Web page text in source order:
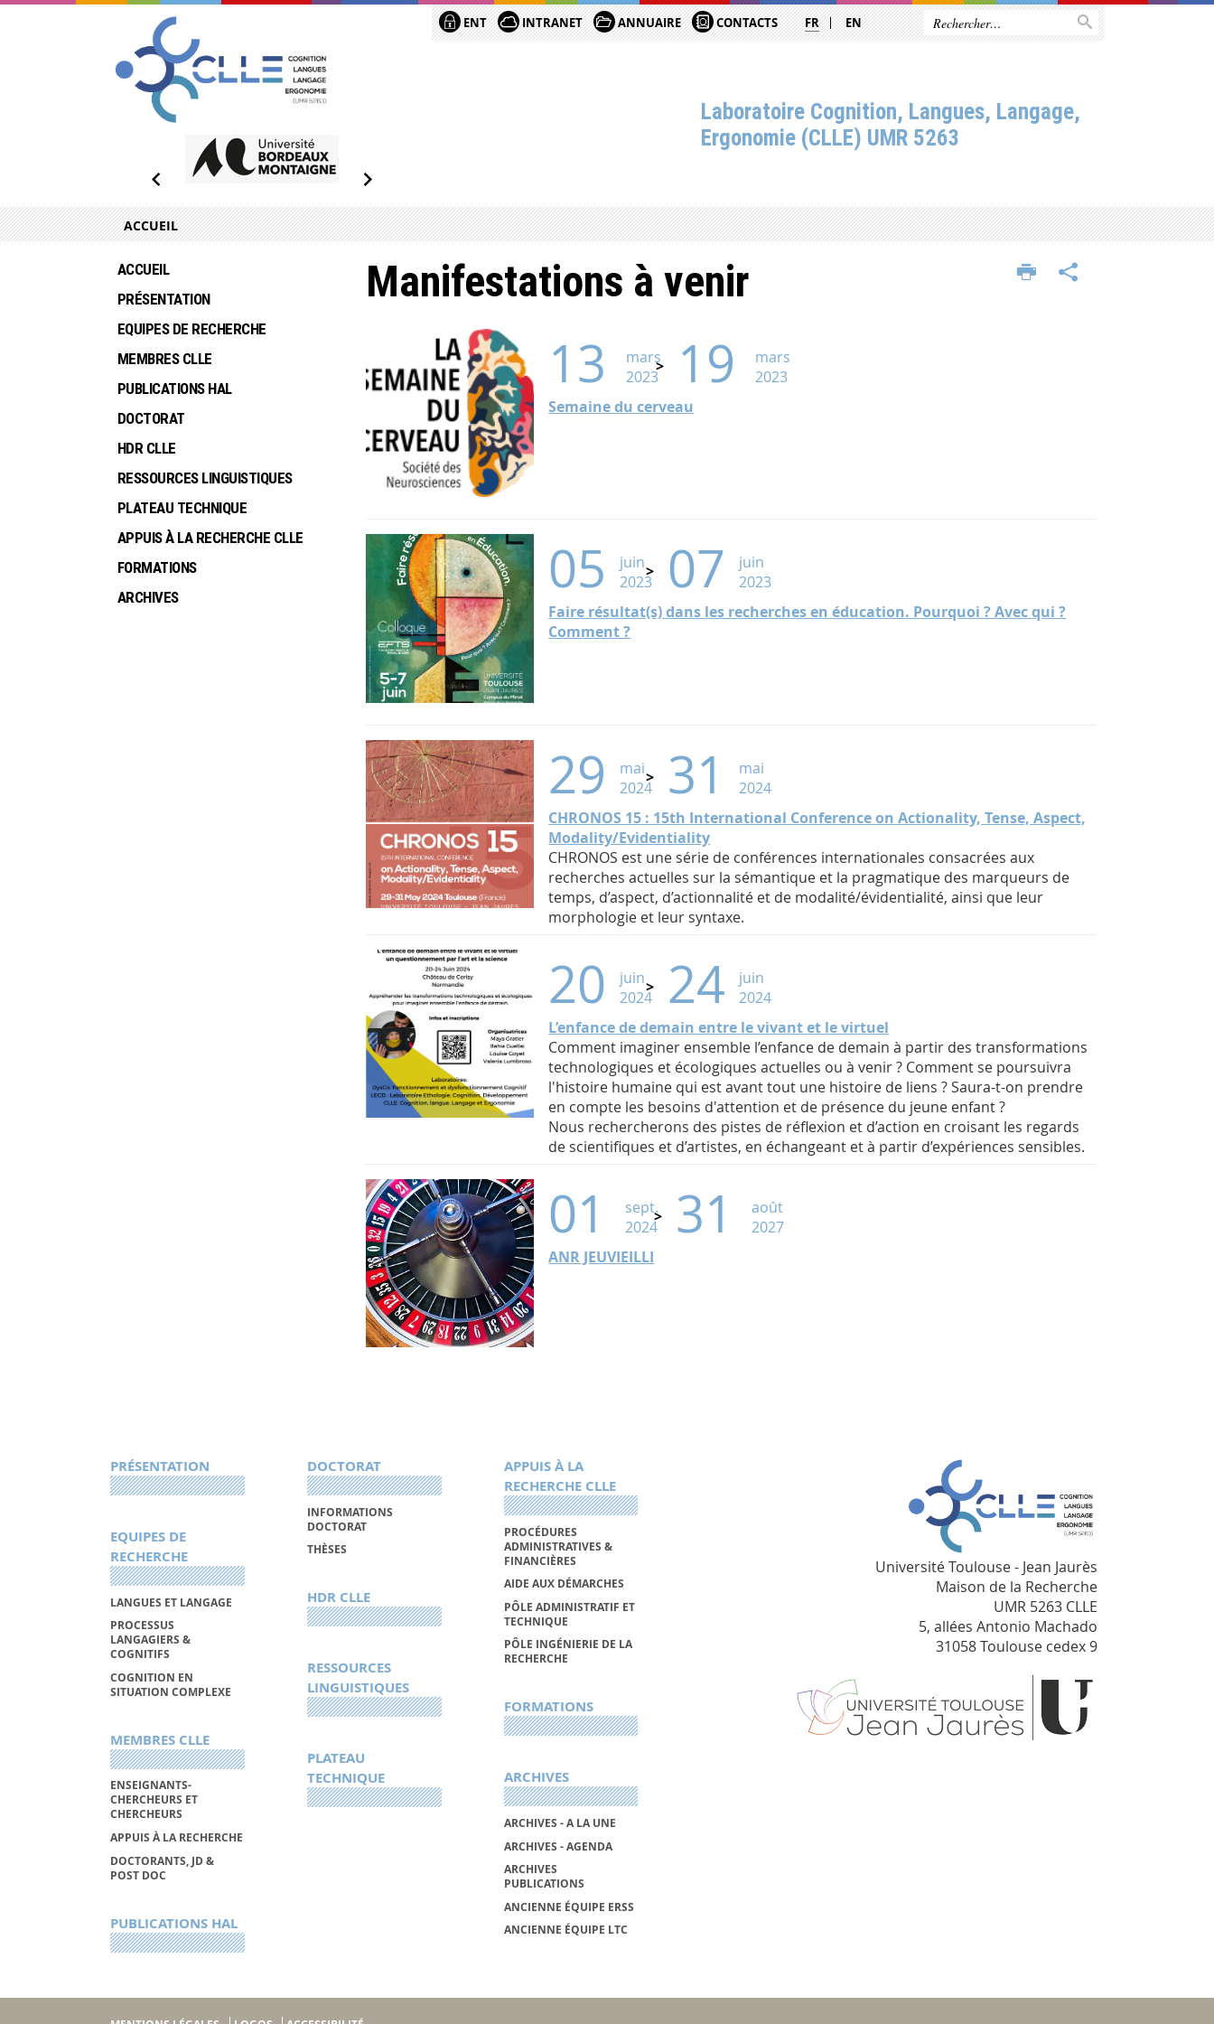
ENT INTRANET ANNUAIRE CONTACTS FR EN
Laboratoire Cognition, Langues, Langage,
Ergonomie (CLLE) UMR 5263
ACCUEIL
Manifestations à venir
13
mars
2023
19
mars
2023
Semaine du cerveau
05
juin
2023
07
juin
2023
Faire résultat(s) dans les recherches en éducation. Pourquoi ? Avec qui ?
Comment ?
29
mai
2024
31
mai
2024
CHRONOS 15 : 15th International Conference on Actionality, Tense, Aspect,
Modality/Evidentiality
CHRONOS est une série de conférences internationales consacrées aux
recherches actuelles sur la sémantique et la pragmatique des marqueurs de
temps, d’aspect, d’actionnalité et de modalité/évidentialité, ainsi que leur
morphologie et leur syntaxe.
20
juin
2024
24
juin
2024
L’enfance de demain entre le vivant et le virtuel
Comment imaginer ensemble l’enfance de demain à partir des transformations
technologiques et écologiques actuelles ou à venir ? Comment se poursuivra
l'histoire humaine qui est avant tout une histoire de liens ? Saura-t-on prendre
en compte les besoins d'attention et de présence du jeune enfant ?
Nous rechercherons des pistes de réflexion et d’action en croisant les regards
de scientifiques et d’artistes, en échangeant et à partir d’expériences sensibles.
01
sept.
2024
31
août
2027
ANR JEUVIEILLI
ACCUEIL
PRÉSENTATION
EQUIPES DE RECHERCHE
MEMBRES CLLE
PUBLICATIONS HAL
DOCTORAT
HDR CLLE
RESSOURCES LINGUISTIQUES
PLATEAU TECHNIQUE
APPUIS À LA RECHERCHE CLLE
FORMATIONS
ARCHIVES
PRÉSENTATION
EQUIPES DE
RECHERCHE
LANGUES ET LANGAGE
PROCESSUS
LANGAGIERS &
COGNITIFS
COGNITION EN
SITUATION COMPLEXE
MEMBRES CLLE
ENSEIGNANTS-
CHERCHEURS ET
CHERCHEURS
APPUIS À LA RECHERCHE
DOCTORANTS, JD &
POST DOC
PUBLICATIONS HAL
DOCTORAT
INFORMATIONS
DOCTORAT
THÈSES
HDR CLLE
RESSOURCES
LINGUISTIQUES
PLATEAU
TECHNIQUE
APPUIS À LA
RECHERCHE CLLE
PROCÉDURES
ADMINISTRATIVES &
FINANCIÈRES
AIDE AUX DÉMARCHES
PÔLE ADMINISTRATIF ET
TECHNIQUE
PÔLE INGÉNIERIE DE LA
RECHERCHE
FORMATIONS
ARCHIVES
ARCHIVES - A LA UNE
ARCHIVES - AGENDA
ARCHIVES
PUBLICATIONS
ANCIENNE ÉQUIPE ERSS
ANCIENNE ÉQUIPE LTC
Université Toulouse - Jean Jaurès
Maison de la Recherche
UMR 5263 CLLE
5, allées Antonio Machado
31058 Toulouse cedex 9